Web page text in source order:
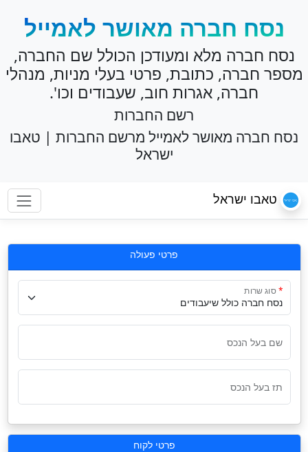
נסח חברה מאושר לאמייל
נסח חברה מלא ומעודכן הכולל שם החברה,
מספר חברה, כתובת, פרטי בעלי מניות, מנהלי
חברה, אגרות חוב, שעבודים וכו'.
רשם החברות
נסח חברה מאושר לאמייל מרשם החברות | טאבו
ישראל
טאבו ישראל
פרטי פעולה
סוג שרות
שם בעל הנכס
תז בעל הנכס
פרטי לקוח